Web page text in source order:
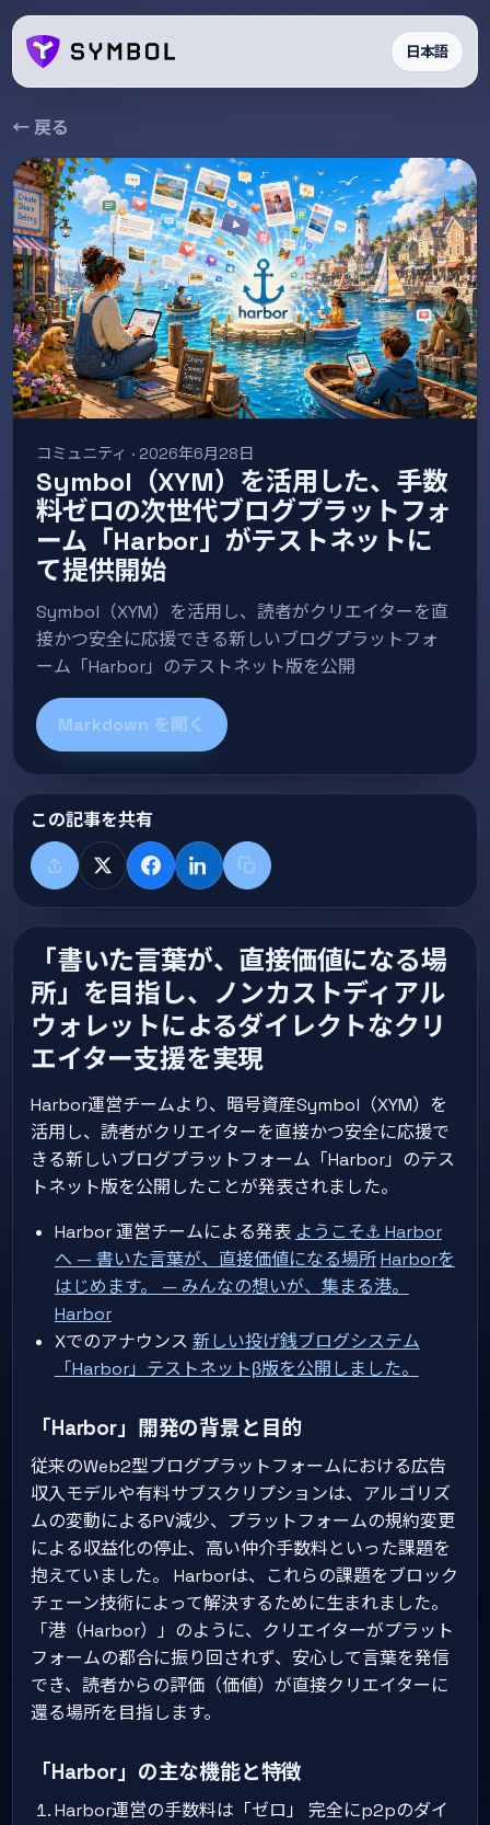
日本語
← 戻る
コミュニティ · 2026年6月28日
Symbol（XYM）を活用した、手数
料ゼロの次世代ブログプラットフォ
ーム「Harbor」がテストネットに
て提供開始
Symbol（XYM）を活用し、読者がクリエイターを直
接かつ安全に応援できる新しいブログプラットフォ
ーム「Harbor」のテストネット版を公開
Markdown を開く
この記事を共有
共有する
X FacebookLinkedInタイトル+リンクをコピー
「書いた言葉が、直接価値になる場
所」を目指し、ノンカストディアル
ウォレットによるダイレクトなクリ
エイター支援を実現
Harbor運営チームより、暗号資産Symbol（XYM）を
活用し、読者がクリエイターを直接かつ安全に応援で
きる新しいブログプラットフォーム「Harbor」のテス
トネット版を公開したことが発表されました。
Harbor 運営チームによる発表 ようこそ⚓ Harbor
へ — 書いた言葉が、直接価値になる場所 Harborを
はじめます。 — みんなの想いが、集まる港。
Harbor
Xでのアナウンス 新しい投げ銭ブログシステム
「Harbor」テストネットβ版を公開しました。
「Harbor」開発の背景と目的
従来のWeb2型ブログプラットフォームにおける広告
収入モデルや有料サブスクリプションは、アルゴリズ
ムの変動によるPV減少、プラットフォームの規約変更
による収益化の停止、高い仲介手数料といった課題を
抱えていました。 Harborは、これらの課題をブロック
チェーン技術によって解決するために生まれました。
「港（Harbor）」のように、クリエイターがプラット
フォームの都合に振り回されず、安心して言葉を発信
でき、読者からの評価（価値）が直接クリエイターに
還る場所を目指します。
「Harbor」の主な機能と特徴
Harbor運営の手数料は「ゼロ」 完全にp2pのダイ